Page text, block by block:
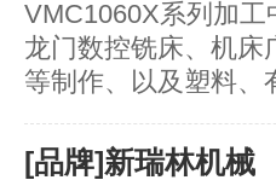
VMC1060X系列加
龙门数控铣床、机床
等制作、以及塑料、
[品牌]新瑞林机械